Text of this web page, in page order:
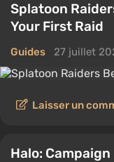
Splatoon
Your First Raid
Guides 27 juillet
Laisser un
Halo: